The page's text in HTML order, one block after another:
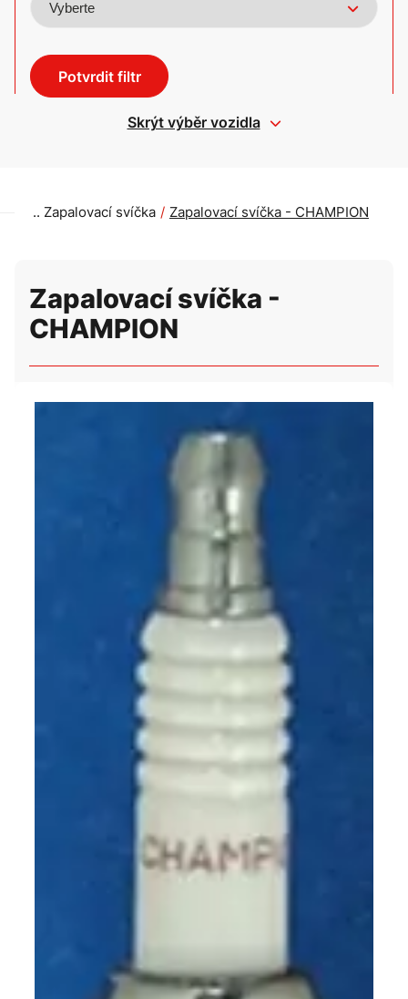
Potvrdit filtr
Skrýt výběr vozidla
Zapalovací svíčka Zapalovací svíčka - CHAMPION
Zapalovací svíčka -
CHAMPION